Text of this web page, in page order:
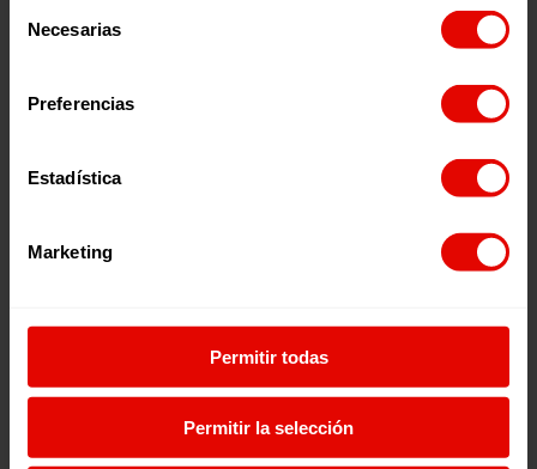
Necesarias
Preferencias
Estadística
Marketing
Permitir todas
Permitir la selección
ENTRECULTURAS 2025
¿Quieres recibir información?
Suscríbete a la newsletter
Suscríbete a la newsletter